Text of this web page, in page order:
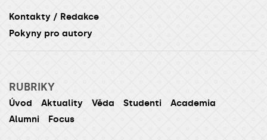
Kontakty / Redakce
Pokyny pro autory
RUBRIKY
Úvod Aktuality Věda Studenti
Academia
Alumni
Focus